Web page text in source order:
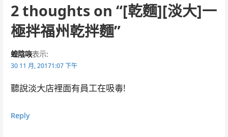
2 thoughts on “[乾麵][淡大]一
極拌福州乾拌麵”
蝗陰咴表示:
30 11 月, 20171:07 下午
聽說淡大店裡面有員工在吸毒!
Reply